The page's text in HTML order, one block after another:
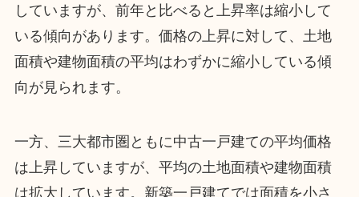
していますが、前年と比べると上昇率は縮小して
いる傾向があります。価格の上昇に対して、土地
面積や建物面積の平均はわずかに縮小している傾
向が見られます。
一方、三大都市圏ともに中古一戸建ての平均価格
は上昇していますが、平均の土地面積や建物面積
は拡大しています。新築一戸建てでは面積を小さ